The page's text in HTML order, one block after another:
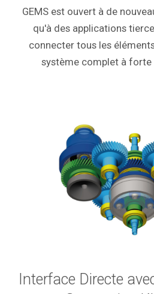
GEMS est ouvert à de
qu'à des applications
connecter tous les
système complet à forte
Interface Directe